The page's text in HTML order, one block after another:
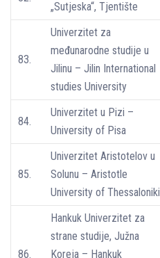
„Sutjeska“, Tjentište
83.
Univerzitet za
međunarodne studije u
Jilinu – Jilin International
studies University
84.
Univerzitet u Pizi –
University of Pisa
85.
Univerzitet Aristotelov u
Solunu – Aristotle
University of Thessaloniki
86.
Hankuk Univerzitet za
strane studije, Južna
Koreja – Hankuk